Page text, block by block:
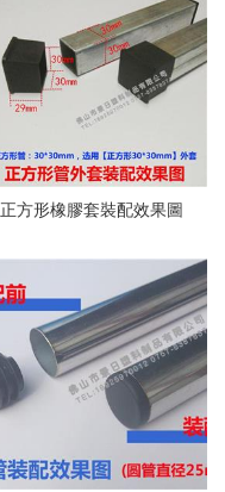
正方形橡膠套裝配效果圖